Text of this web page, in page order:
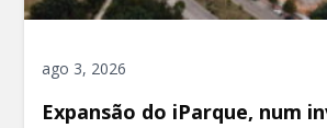
ago 3, 2026
Expansão do iParque, num